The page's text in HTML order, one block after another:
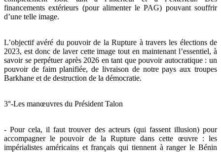
financements extérieurs (pour alimenter le PAG) pouvant souffrir
d’une telle image.
L’objectif avéré du pouvoir de la Rupture à travers les élections de
2023, est donc de laver cette image tout en maintenant l’essentiel, à
savoir se perpétuer après 2026 en tant que pouvoir autocratique : un
pouvoir de faim planifiée, de livraison de notre pays aux troupes
Barkhane et de destruction de la démocratie.
3°-Les manœuvres du Président Talon
- Pour cela, il faut trouver des acteurs (qui fassent illusion) pour
accompagner le pouvoir de la Rupture dans cette œuvre : les
impérialistes américains et français qui tiennent à ranger le Bénin